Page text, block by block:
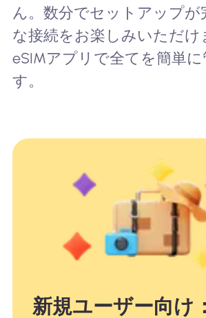
ん。数分でセットアップが
な接続をお楽しみいただけ
eSIMアプリで全てを簡単に
す。
新規ユーザー向け